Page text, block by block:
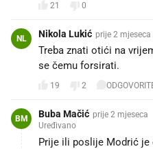
21 0
NL Nikola Lukić prije 2 mjeseca
Treba znati otići na
se čemu forsirati.
19 2
BM Buba Mačić prije 2 mjeseca
Uređivano
Prije ili poslije Modrić